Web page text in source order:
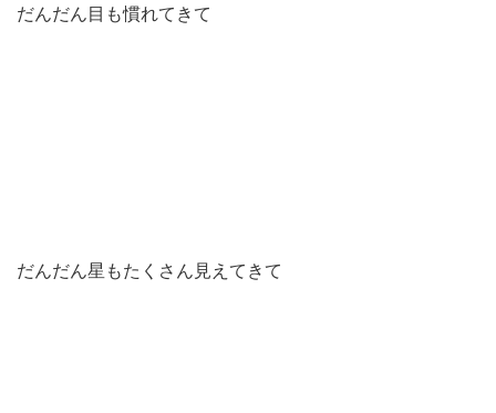
だんだん目も慣れてきて
だんだん星もたくさん見えてきて